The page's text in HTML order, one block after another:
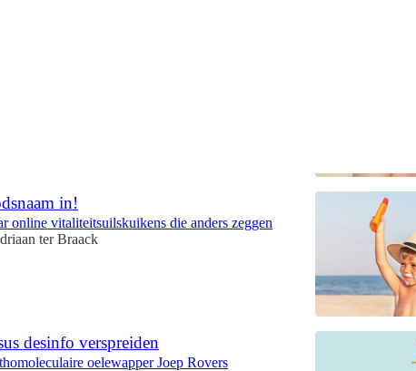
in!
online vitaliteitsuilskuikens die anders zeggen
ter Braack
desinfo verspreiden
oelewapper Joep Rovers